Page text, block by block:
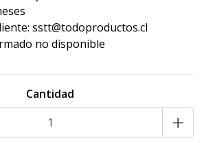
sstt@todoproductos.cl
no disponible
Cantidad
+